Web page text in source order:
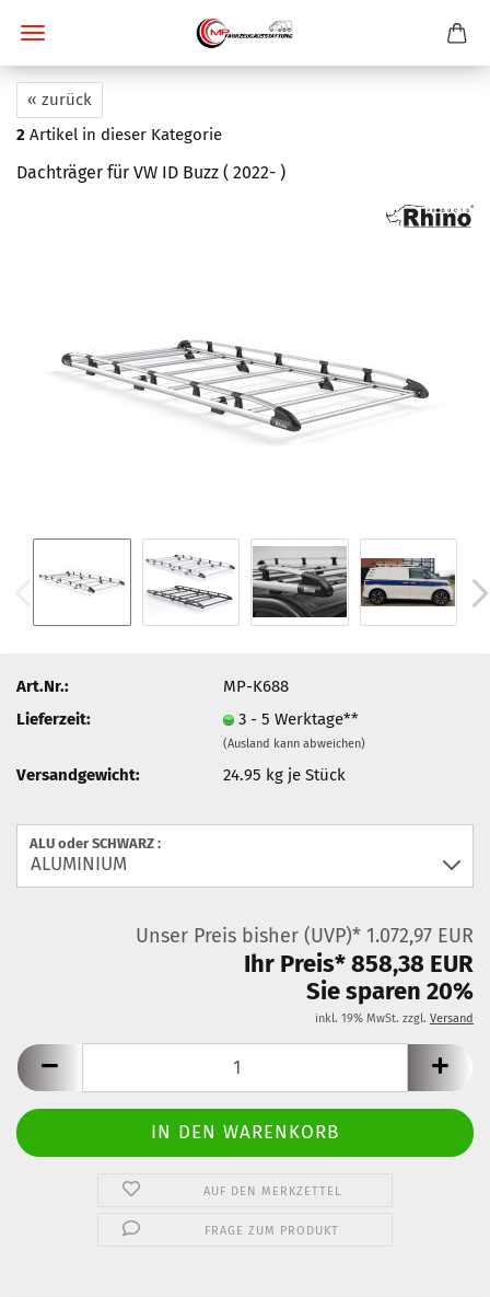
« zurück
2 Artikel in dieser Kategorie
Dachträger für VW ID Buzz ( 2022- )
Art.Nr.:
MP-K688
Lieferzeit:
3 - 5 Werktage**
(Ausland kann abweichen)
Versandgewicht: 24.95 kg je Stück
ALU oder SCHWARZ :
Unser Preis bisher (UVP)* 1.072,97 EUR
Ihr Preis* 858,38 EUR
Sie sparen 20%
inkl. 19% MwSt. zzgl. Versand
AUF DEN MERKZETTEL
FRAGE ZUM PRODUKT